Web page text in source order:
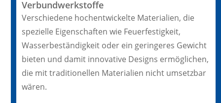
Verbundwerkstoffe
Verschiedene hochentwickelte Materialien, die
spezielle Eigenschaften wie Feuerfestigkeit,
Wasserbeständigkeit oder ein geringeres Gewicht
bieten und damit innovative Designs ermöglichen,
die mit traditionellen Materialien nicht umsetzbar
wären.